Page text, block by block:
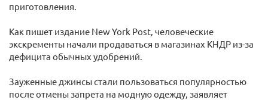
приготовления.
Как пишет издание New York Post, человеческие
экскременты начали продаваться в магазинах КНДР из-за
дефицита обычных удобрений.
Зауженные джинсы стали пользоваться популярностью
после отмены запрета на модную одежду, заявляет